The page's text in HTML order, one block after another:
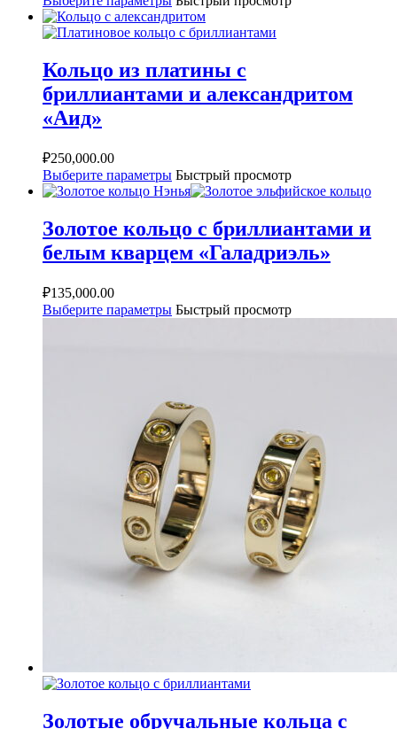
Кольцо из платины с
бриллиантами и александритом
«Аид»
₽250,000.00
Выберите параметры Быстрый просмотр
Золотое кольцо с бриллиантами и
белым кварцем «Галадриэль»
₽135,000.00
Выберите параметры Быстрый просмотр
Золотые обручальные кольца с